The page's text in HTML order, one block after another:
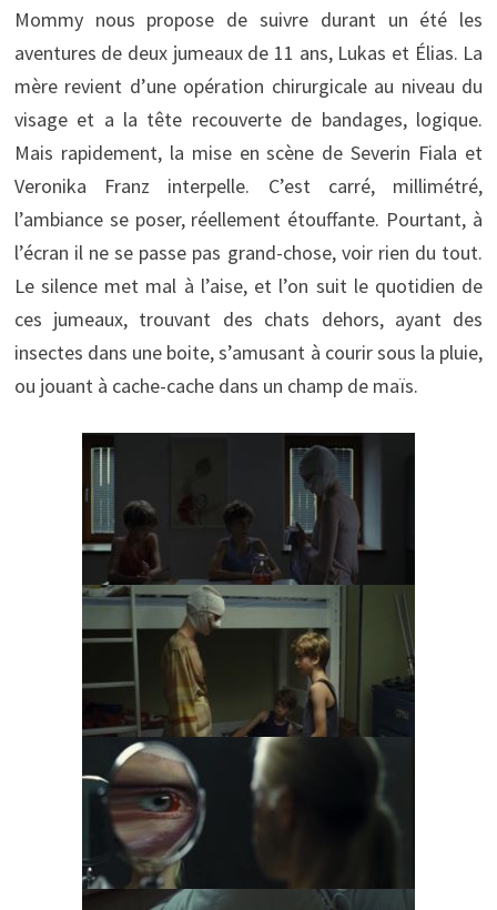
Mommy nous propose de suivre durant un été les
aventures de deux jumeaux de 11 ans, Lukas et Élias. La
mère revient d’une opération chirurgicale au niveau du
visage et a la tête recouverte de bandages, logique.
Mais rapidement, la mise en scène de Severin Fiala et
Veronika Franz interpelle. C’est carré, millimétré,
l’ambiance se poser, réellement étouffante. Pourtant, à
l’écran il ne se passe pas grand-chose, voir rien du tout.
Le silence met mal à l’aise, et l’on suit le quotidien de
ces jumeaux, trouvant des chats dehors, ayant des
insectes dans une boite, s’amusant à courir sous la pluie,
ou jouant à cache-cache dans un champ de maïs.